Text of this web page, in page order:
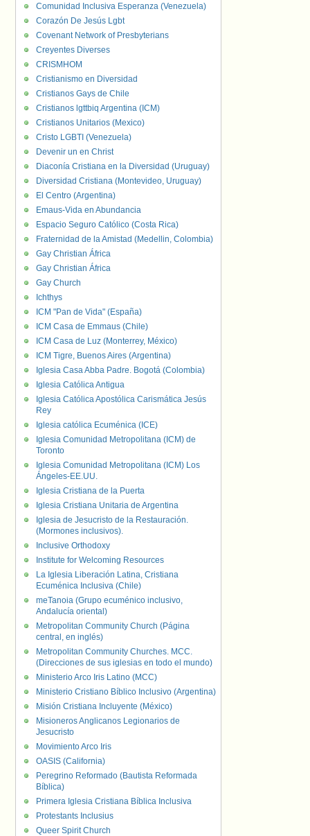
Comunidad Inclusiva Esperanza (Venezuela)
Corazón De Jesús Lgbt
Covenant Network of Presbyterians
Creyentes Diverses
CRISMHOM
Cristianismo en Diversidad
Cristianos Gays de Chile
Cristianos lgttbiq Argentina (ICM)
Cristianos Unitarios (Mexico)
Cristo LGBTI (Venezuela)
Devenir un en Christ
Diaconía Cristiana en la Diversidad (Uruguay)
Diversidad Cristiana (Montevideo, Uruguay)
El Centro (Argentina)
Emaus-Vida en Abundancia
Espacio Seguro Católico (Costa Rica)
Fraternidad de la Amistad (Medellin, Colombia)
Gay Christian África
Gay Christian África
Gay Church
Ichthys
ICM "Pan de Vida" (España)
ICM Casa de Emmaus (Chile)
ICM Casa de Luz (Monterrey, México)
ICM Tigre, Buenos Aires (Argentina)
Iglesia Casa Abba Padre. Bogotá (Colombia)
Iglesia Católica Antigua
Iglesia Católica Apostólica Carismática Jesús
Rey
Iglesia católica Ecuménica (ICE)
Iglesia Comunidad Metropolitana (ICM) de
Toronto
Iglesia Comunidad Metropolitana (ICM) Los
Ángeles-EE.UU.
Iglesia Cristiana de la Puerta
Iglesia Cristiana Unitaria de Argentina
Iglesia de Jesucristo de la Restauración.
(Mormones inclusivos).
Inclusive Orthodoxy
Institute for Welcoming Resources
La Iglesia Liberación Latina, Cristiana
Ecuménica Inclusiva (Chile)
meTanoia (Grupo ecuménico inclusivo,
Andalucía oriental)
Metropolitan Community Church (Página
central, en inglés)
Metropolitan Community Churches. MCC.
(Direcciones de sus iglesias en todo el mundo)
Ministerio Arco Iris Latino (MCC)
Ministerio Cristiano Bíblico Inclusivo (Argentina)
Misión Cristiana Incluyente (México)
Misioneros Anglicanos Legionarios de
Jesucristo
Movimiento Arco Iris
OASIS (California)
Peregrino Reformado (Bautista Reformada
Bíblica)
Primera Iglesia Cristiana Bíblica Inclusiva
Protestants Inclusius
Queer Spirit Church